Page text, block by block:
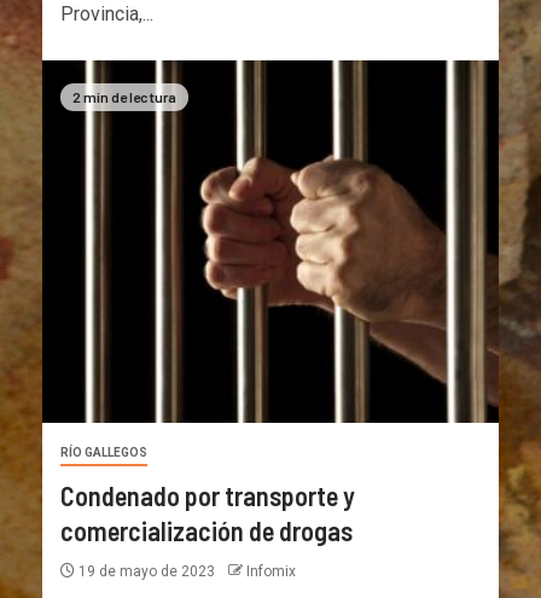
Provincia,...
2 min de lectura
RÍO GALLEGOS
Condenado por transporte y
comercialización de drogas
19 de mayo de 2023 Infomix